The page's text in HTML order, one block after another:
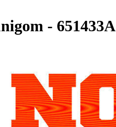
- 651433A